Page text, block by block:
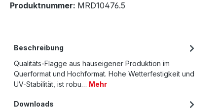
Produktnummer: MRD10476.5
Beschreibung
Qualitäts-Flagge aus hauseigener Produktion im
Querformat und Hochformat. Hohe Wetterfestigkeit und
UV-Stabilität, ist robu… Mehr
Downloads